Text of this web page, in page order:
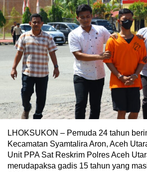
LHOKSUKON – Pemuda 24 tahun
Kecamatan Syamtalira Aron, Aceh
Unit PPA Sat Reskrim Polres Aceh
merudapaksa gadis 15 tahun yang